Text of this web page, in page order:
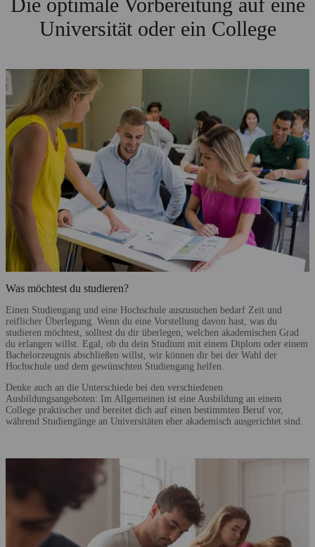
Universität oder ein College
Was möchtest du studieren?
Einen Studiengang und eine Hochschule auszusuchen bedarf Zeit und
reiflicher Überlegung. Wenn du eine Vorstellung davon hast, was du
studieren möchtest, solltest du dir überlegen, welchen akademischen Grad
du erlangen willst. Egal, ob du dein Studium mit einem Diplom oder einem
Bachelorzeugnis abschließen willst, wir können dir bei der Wahl der
Hochschule und dem gewünschten Studiengang helfen.
Denke auch an die Unterschiede bei den verschiedenen
Ausbildungsangeboten: Im Allgemeinen ist eine Ausbildung an einem
College praktischer und bereitet dich auf einen bestimmten Beruf vor,
während Studiengänge an Universitäten eher akademisch ausgerichtet sind.